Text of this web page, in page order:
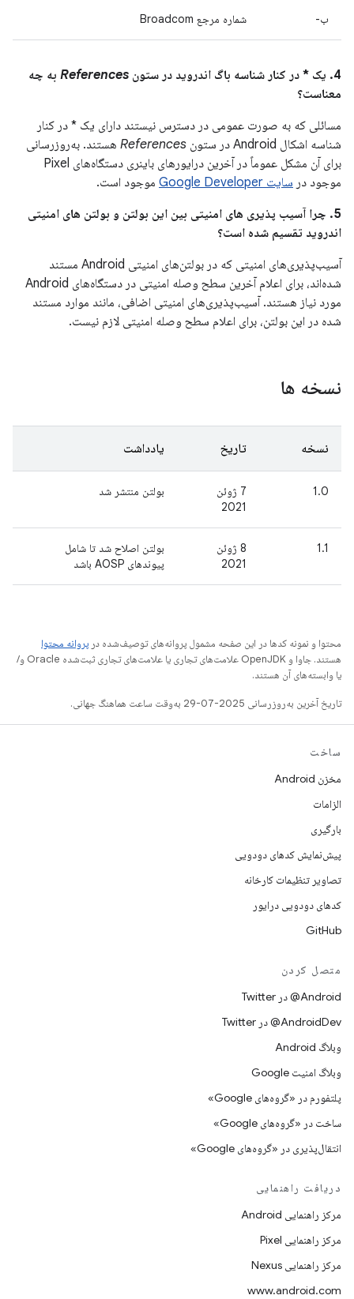
ب- شماره مرجع Broadcom
4. یک * در کنار شناسه باگ اندروید در ستون References به چه
معناست؟
مسائلی که به صورت عمومی در دسترس نیستند دارای یک * در کنار
شناسه اشکال Android در ستون
References هستند. به‌روزرسانی
برای آن مشکل عموماً در آخرین درایورهای باینری دستگاه‌های Pixel
موجود در سایت Google Developer
موجود است.
5. چرا آسیب پذیری های امنیتی بین این بولتن و بولتن های امنیتی
اندروید تقسیم شده است؟
آسیب‌پذیری‌های امنیتی که در بولتن‌های امنیتی Android مستند
شده‌اند، برای اعلام آخرین سطح وصله امنیتی در دستگاه‌های Android
مورد نیاز هستند. آسیب‌پذیری‌های امنیتی اضافی، مانند موارد مستند
شده در این بولتن، برای اعلام سطح وصله امنیتی لازم نیست.
نسخه ها
نسخه تاریخ یادداشت
1.0
7 ژوئن
2021
بولتن منتشر شد
1.1
8 ژوئن
2021
بولتن اصلاح شد تا شامل
پیوندهای AOSP باشد
محتوا و نمونه کدها در این صفحه مشمول پروانه‌های توصیف‌شده در پروانه محتوا
هستند. جاوا و OpenJDK علامت‌های تجاری یا علامت‌های تجاری ثبت‌شده Oracle و/
یا وابسته‌های آن هستند.
تاریخ آخرین به‌روزرسانی 2025-07-29 به‌وقت ساعت هماهنگ جهانی.
ساخت
مخزن Android
الزامات
بارگیری
پیش‌نمایش کدهای دودویی
تصاویر تنظیمات کارخانه
کدهای دودویی درایور
GitHub
متصل کردن
Android@ در Twitter
AndroidDev@ در Twitter
وبلاگ Android
وبلاگ امنیت Google
پلتفورم در «گروه‌های Google»
ساخت در «گروه‌های Google»
انتقال‌پذیری در «گروه‌های Google»
دریافت راهنمایی
مرکز راهنمایی Android
مرکز راهنمایی Pixel
مرکز راهنمایی Nexus
www.android.com